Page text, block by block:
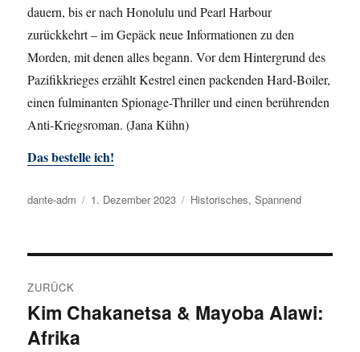
dauern, bis er nach Honolulu und Pearl Harbour
zurückkehrt – im Gepäck neue Informationen zu den
Morden, mit denen alles begann. Vor dem Hintergrund des
Pazifikkrieges erzählt Kestrel einen packenden Hard-Boiler,
einen fulminanten Spionage-Thriller und einen berührenden
Anti-Kriegsroman. (Jana Kühn)
Das bestelle ich!
Autor
dante-adm
Veröffentlicht
1. Dezember 2023 Kategorien
Historisches,Spannend
ZURÜCK
Vorheriger
Beitrag:
Kim Chakanetsa & Mayoba Alawi:
Afrika